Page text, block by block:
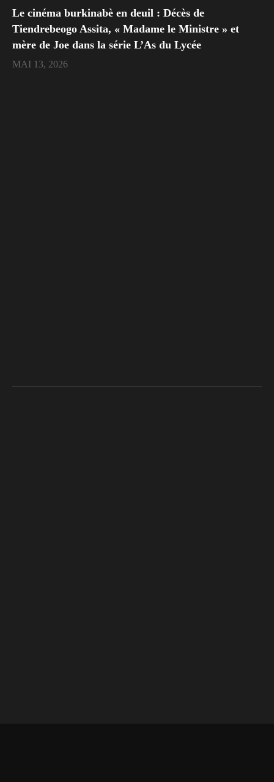
Le cinéma burkinabè en deuil : Décès de
Tiendrebeogo Assita, « Madame le Ministre » et
mère de Joe dans la série L’As du Lycée
MAI 13, 2026